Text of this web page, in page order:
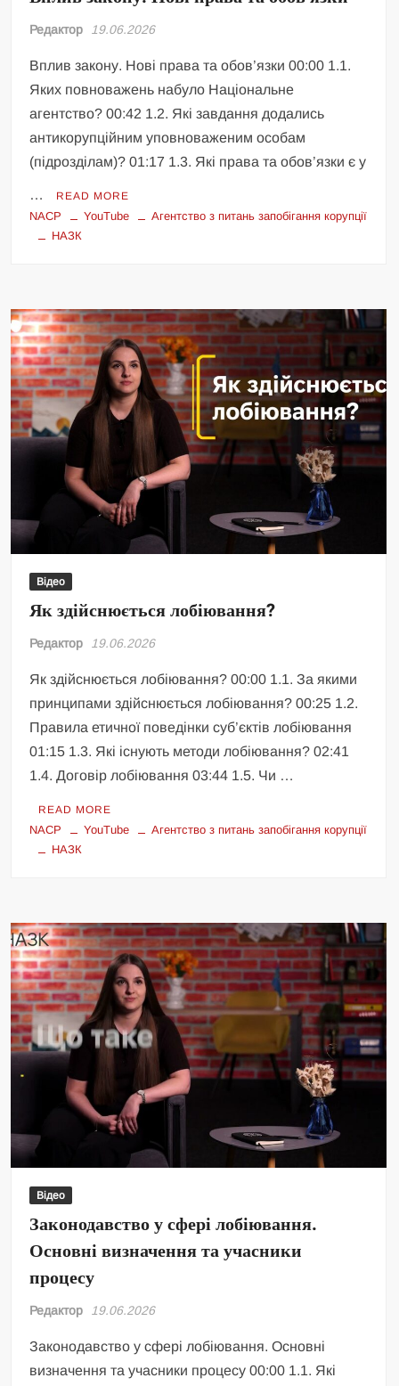
Редактор 19.06.2026
Вплив закону. Нові права та обов’язки 00:00 1.1.
Яких повноважень набуло Національне
агентство? 00:42 1.2. Які завдання додались
антикорупційним уповноваженим особам
(підрозділам)? 01:17 1.3. Які права та обов’язки є у
… READ MORE
NACP YouTube
Агентство з питань запобігання корупції
НАЗК
Відео
Як здійснюється лобіювання?
Редактор 19.06.2026
Як здійснюється лобіювання? 00:00 1.1. За якими
принципами здійснюється лобіювання? 00:25 1.2.
Правила етичної поведінки суб’єктів лобіювання
01:15 1.3. Які існують методи лобіювання? 02:41
1.4. Договір лобіювання 03:44 1.5. Чи …
READ MORE
NACP YouTube
Агентство з питань запобігання корупції
НАЗК
Відео
Законодавство у сфері лобіювання.
Основні визначення та учасники
процесу
Редактор 19.06.2026
Законодавство у сфері лобіювання. Основні
визначення та учасники процесу 00:00 1.1. Які